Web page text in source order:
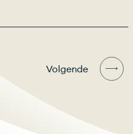
Volgende